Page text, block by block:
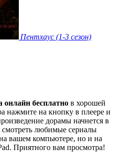
Пентхаус (1-3 сезон)
бесплатно в хорошей
нажмите на кнопку в плеере и
дорамы начнется в
смотреть любимые сериалы
вашем компьютере, но и на
Приятного вам просмотра!